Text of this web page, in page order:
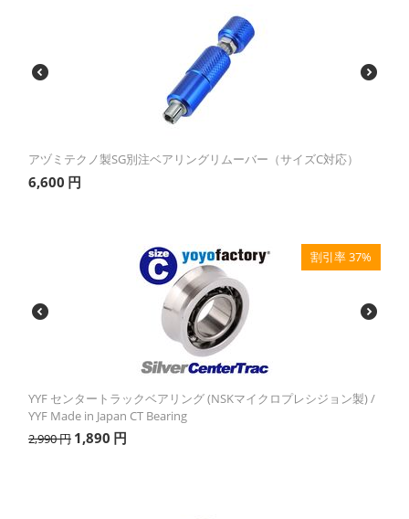
アヅミテクノ製SG別注ベアリングリムーバー（サイズC対応）
6,600 円
割引率 37%
YYF センタートラックベアリング (NSKマイクロプレシジョン製) /
YYF Made in Japan CT Bearing
2,990円 1,890 円